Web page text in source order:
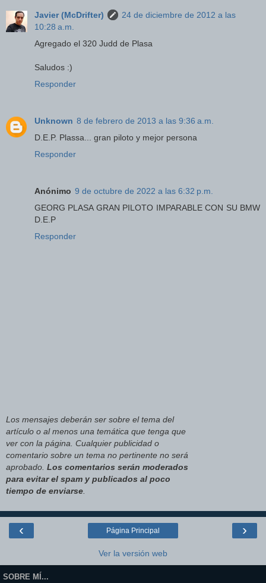
Javier (McDrifter)
24 de diciembre de 2012 a las
10:28 a.m.
Agregado el 320 Judd de Plasa
Saludos :)
Responder
Unknown 8 de febrero de 2013 a las 9:36 a.m.
D.E.P. Plassa... gran piloto y mejor persona
Responder
Anónimo 9 de octubre de 2022 a las 6:32 p.m.
GEORG PLASA GRAN PILOTO IMPARABLE CON SU BMW
D.E.P
Responder
Los mensajes deberán ser sobre el tema del
artículo o al menos una temática que tenga que
ver con la página. Cualquier publicidad o
comentario sobre un tema no pertinente no será
aprobado. Los comentarios serán moderados
para evitar el spam y publicados al poco
tiempo de enviarse
‹ ›
Página Principal
Ver la versión web
SOBRE MÍ...